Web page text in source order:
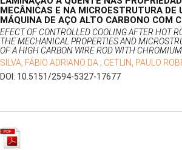
MECÂNICAS E NA MICROESTRUTURA DE
MÁQUINA DE AÇO ALTO CARBONO COM
EFECT OF CONTROLLED COOLING AFTER HOT
THE MECHANICAL PROPERTIES AND
OF A HIGH CARBON WIRE ROD WITH CHROMIUM
SILVA, FÁBIO ADRIANO DA ; CETLIN, PAULO
DOI: 10.5151/2594-5327-17677